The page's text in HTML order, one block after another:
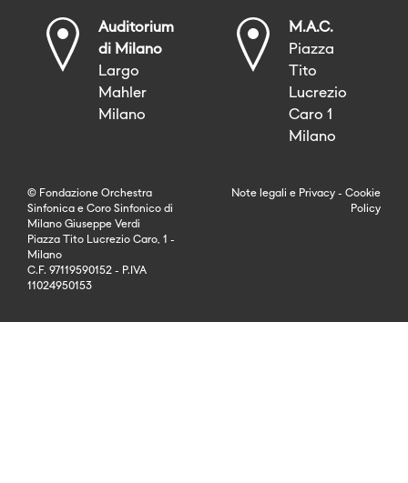
Auditorium
di Milano
Largo
Mahler
Milano
M.A.C.
Piazza
Tito
Lucrezio
Caro 1
Milano
© Fondazione Orchestra
Sinfonica e Coro Sinfonico di
Milano Giuseppe Verdi
Piazza Tito Lucrezio Caro, 1 -
Milano
C.F. 97119590152 - P.IVA
11024950153
Note legali e Privacy - Cookie
Policy